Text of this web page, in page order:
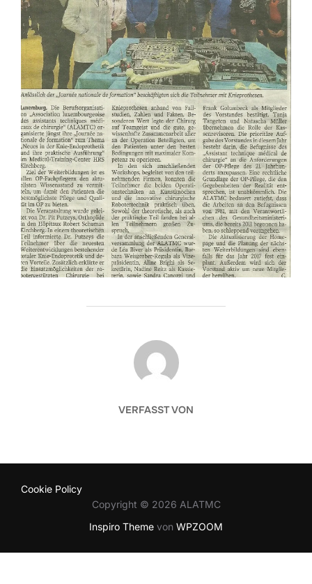
BEITRAGSAUTOR
VERFASST VON
Cookie Policy
Copyright © 2026 ALATMC
Inspiro Theme von WPZOOM